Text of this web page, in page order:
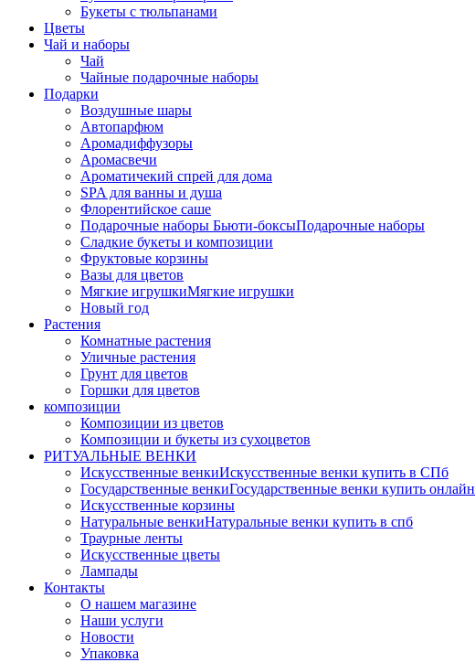
Букеты с тюльпанами
Цветы
Чай и наборы
Чай
Чайные подарочные наборы
Подарки
Воздушные шары
Автопарфюм
Аромадиффузоры
Аромасвечи
Ароматичекий спрей для дома
SPA для ванны и душа
Флорентийское саше
Подарочные наборы Бьюти-боксыПодарочные наборы
Сладкие букеты и композиции
Фруктовые корзины
Вазы для цветов
Мягкие игрушкиМягкие игрушки
Новый год
Растения
Комнатные растения
Уличные растения
Грунт для цветов
Горшки для цветов
композиции
Композиции из цветов
Композиции и букеты из сухоцветов
РИТУАЛЬНЫЕ ВЕНКИ
Искусственные венкиИскусственные венки купить в СПб
Государственные венкиГосударственные венки купить онлайн
Искусственные корзины
Натуральные венкиНатуральные венки купить в спб
Траурные ленты
Искусственные цветы
Лампады
Контакты
О нашем магазине
Наши услуги
Новости
Упаковка